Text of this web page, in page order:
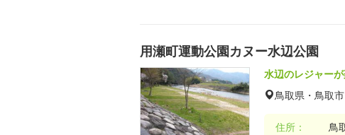
用瀬町運動公園カヌー水辺公園
水辺のレジャー
鳥取県・鳥取市
住所：
鳥